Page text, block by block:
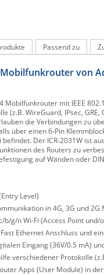
Passend zu
Mobilfunkrouter von
Mobilfunkrouter mit IEEE
(z.B. WireGuard, IPsec,
die Verbindungen zu
über einen 6-Pin
Der ICR-2031W ist
des Routers zu
auf Wänden oder
Level)
in 4G, 3G und
b/g/n Wi-Fi (Access Point und/
Ethernet Anschluss und
Eingang (36V/0.5 mA)
verschiedener Protokolle
Apps (User Module) in